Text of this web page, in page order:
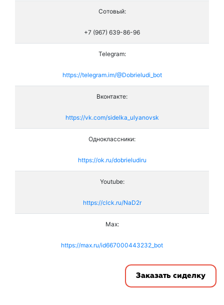
Сотовый:
+7 (967) 639-86-96
Telegram:
https://telegram.im/@Dobrieludi_bot
Вконтакте:
https://vk.com/sidelka_ulyanovsk
Одноклассники:
https://ok.ru/dobrieludiru
Youtube:
https://clck.ru/NaD2r
Max:
https://max.ru/id667000443232_bot
Заказать сиделку